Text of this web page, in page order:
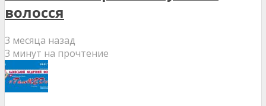
волосся
3 месяца назад
3 минут на прочтение